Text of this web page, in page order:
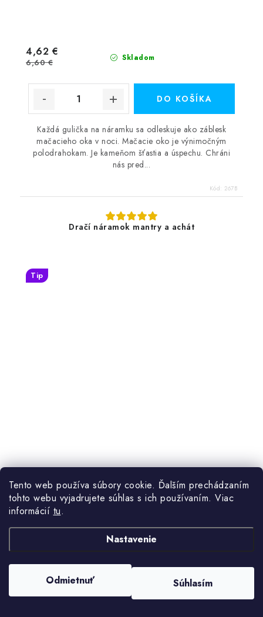
Tento web používa súbory cookie. Ďalším prechádzaním
tohto webu vyjadrujete súhlas s ich používaním. Viac
informácií tu.
Nastavenie
Odmietnuť Súhlasím
Skladom
4,62 €
6,60 €
DO KOŠÍKA
Každá gulička na náramku sa odleskuje ako záblesk
mačacieho oka v noci. Mačacie oko je výnimočným
polodrahokam. Je kameňom šťastia a úspechu. Chráni
nás pred...
Kód: 267B
Dračí náramok mantry a achát
Tip
18,20 €
26 €
Krásny náramok s drakmi, mantrami, magnetickým
hematitom a achátom čiernym. Drak je jedným z
najsilnejších a najšťastnejších zvierat čínskej mytológie.